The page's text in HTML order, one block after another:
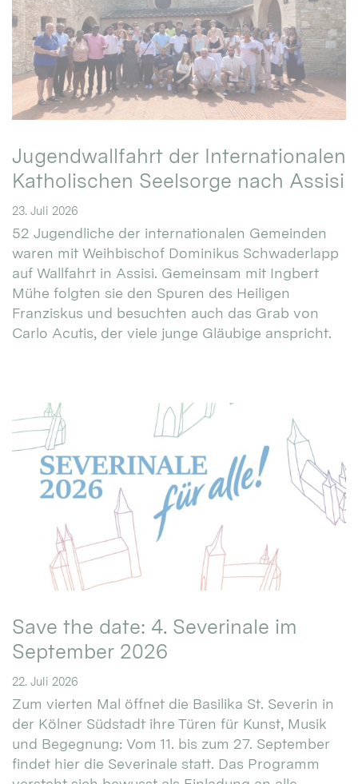
Jugendwallfahrt der Internationalen
Katholischen Seelsorge nach Assisi
23. Juli 2026
52 Jugendliche der internationalen Gemeinden
waren mit Weihbischof Dominikus Schwaderlapp
auf Wallfahrt in Assisi. Gemeinsam mit Ingbert
Mühe folgten sie den Spuren des Heiligen
Franziskus und besuchten auch das Grab von
Carlo Acutis, der viele junge Gläubige anspricht.
Save the date: 4. Severinale im
September 2026
22. Juli 2026
Zum vierten Mal öffnet die Basilika St. Severin in
der Kölner Südstadt ihre Türen für Kunst, Musik
und Begegnung: Vom 11. bis zum 27. September
findet hier die Severinale statt. Das Programm